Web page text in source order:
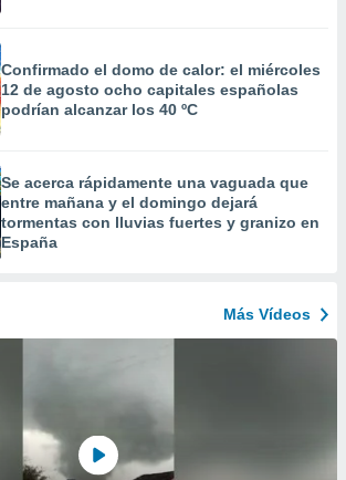
Confirmado el domo de calor: el miércoles
12 de agosto ocho capitales españolas
podrían alcanzar los 40 ºC
Se acerca rápidamente una vaguada que
entre mañana y el domingo dejará
tormentas con lluvias fuertes y granizo en
España
Más Vídeos